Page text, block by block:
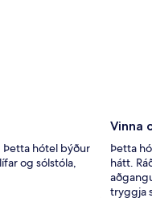
Þetta hótel býður
og sólstóla,
Vinna
Þetta
hátt.
tryggja